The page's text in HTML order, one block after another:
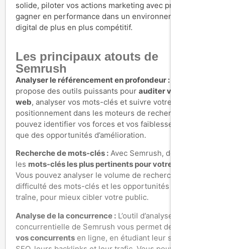
solide, piloter vos actions marketing avec précision et
gagner en performance dans un environnement
digital de plus en plus compétitif.
Les principaux atouts de
Semrush
Analyser le référencement en profondeur :
propose des outils puissants pour auditer votre site
web, analyser vos mots-clés et suivre votre
positionnement dans les moteurs de recherche. Vous
pouvez identifier vos forces et vos faiblesses, ainsi
que des opportunités d’amélioration.
Recherche de mots-clés : Avec Semrush, découvrez
les mots-clés les plus pertinents pour votre activité
Vous pouvez analyser le volume de recherche, la
difficulté des mots-clés et les opportunités de longue
traîne, pour mieux cibler votre public.
Analyse de la concurrence : L’outil d’analyse
concurrentielle de Semrush vous permet de
vos concurrents en ligne, en étudiant leur stratégie